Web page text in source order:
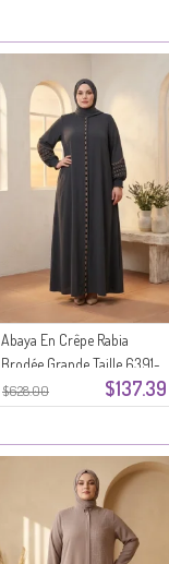
$628.00 $137.39
Abaya En Crêpe Rabia
Brodée Grande Taille 6391-
02 Gris Fumé